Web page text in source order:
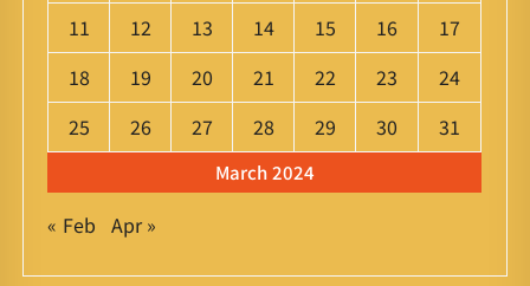
March 2024
11
12 13 14 15 16
17
18
19 20 21 22 23
24
25
26 27 28 29 30 31
« Feb Apr »